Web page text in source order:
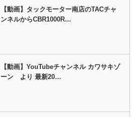
【動画】タックモーター南店のTACチャ
ンネルからCBR1000R…
【動画】YouTubeチャンネル カワサキゾ
ーン より 最新20…